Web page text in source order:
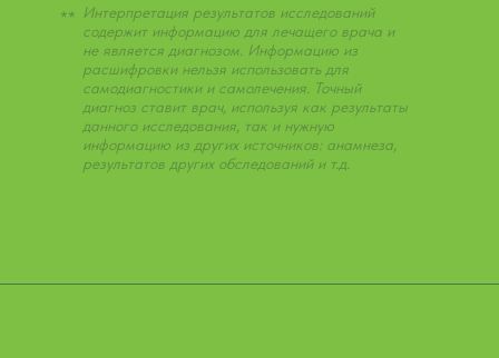
Интерпретация результатов исследований
содержит информацию для лечащего врача и
не является диагнозом. Информацию из
расшифровки нельзя использовать для
самодиагностики и самолечения. Точный
диагноз ставит врач, используя как результаты
данного исследования, так и нужную
информацию из других источников: анамнеза,
результатов других обследований и т.д.
**